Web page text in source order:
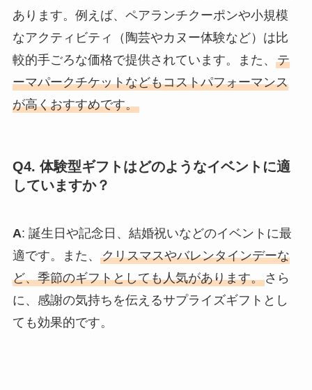
あります。例えば、ペアランチクーポンや小規模
なアクティビティ（陶芸やカヌー体験など）は比
較的手ごろな価格で提供されています。また、 テ
ーマパークチケットなどもコストパフォーマンス
が高くおすすめです。
Q4. 体験型ギフトはどのようなイベントに適
していますか？
A: 誕生日や記念日、結婚祝いなどのイベントに最
適です。また、 クリスマスやバレンタインデーな
ど、季節のギフトとしても人気があります。さら
に、感謝の気持ちを伝えるサプライズギフトとし
ても効果的です。